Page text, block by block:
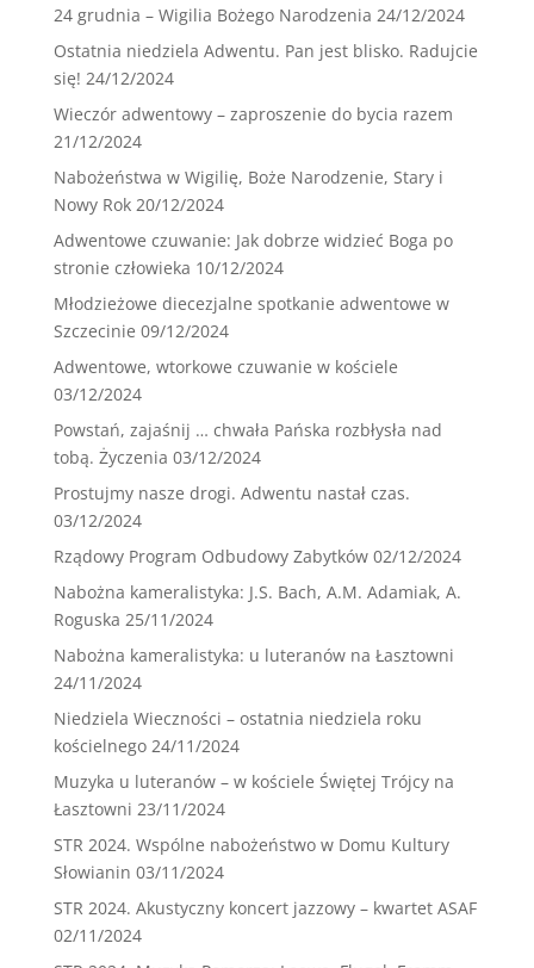
24 grudnia – Wigilia Bożego Narodzenia 24/12/2024
Ostatnia niedziela Adwentu. Pan jest blisko. Radujcie
się! 24/12/2024
Wieczór adwentowy – zaproszenie do bycia razem
21/12/2024
Nabożeństwa w Wigilię, Boże Narodzenie, Stary i
Nowy Rok 20/12/2024
Adwentowe czuwanie: Jak dobrze widzieć Boga po
stronie człowieka 10/12/2024
Młodzieżowe diecezjalne spotkanie adwentowe w
Szczecinie 09/12/2024
Adwentowe, wtorkowe czuwanie w kościele
03/12/2024
Powstań, zajaśnij … chwała Pańska rozbłysła nad
tobą. Życzenia 03/12/2024
Prostujmy nasze drogi. Adwentu nastał czas.
03/12/2024
Rządowy Program Odbudowy Zabytków 02/12/2024
Nabożna kameralistyka: J.S. Bach, A.M. Adamiak, A.
Roguska 25/11/2024
Nabożna kameralistyka: u luteranów na Łasztowni
24/11/2024
Niedziela Wieczności – ostatnia niedziela roku
kościelnego 24/11/2024
Muzyka u luteranów – w kościele Świętej Trójcy na
Łasztowni 23/11/2024
STR 2024. Wspólne nabożeństwo w Domu Kultury
Słowianin 03/11/2024
STR 2024. Akustyczny koncert jazzowy – kwartet ASAF
02/11/2024